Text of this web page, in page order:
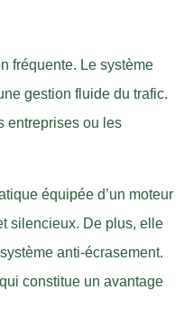
fréquente. Le système
gestion fluide du trafic.
entreprises ou les
équipée d’un moteur
silencieux. De plus, elle
anti-écrasement.
constitue un avantage